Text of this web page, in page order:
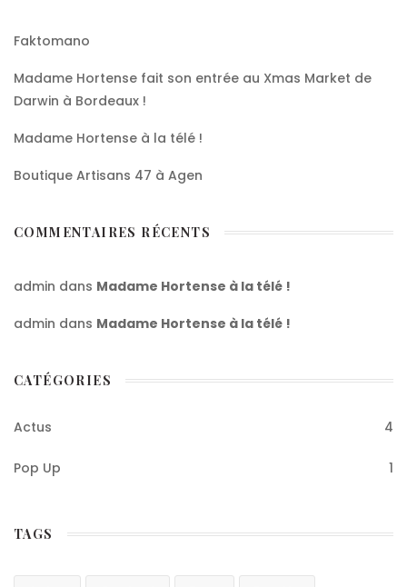
Faktomano
Madame Hortense fait son entrée au Xmas Market de
Darwin à Bordeaux !
Madame Hortense à la télé !
Boutique Artisans 47 à Agen
COMMENTAIRES RÉCENTS
admin dans Madame Hortense à la télé !
admin dans Madame Hortense à la télé !
CATÉGORIES
Actus 4
Pop Up 1
TAGS